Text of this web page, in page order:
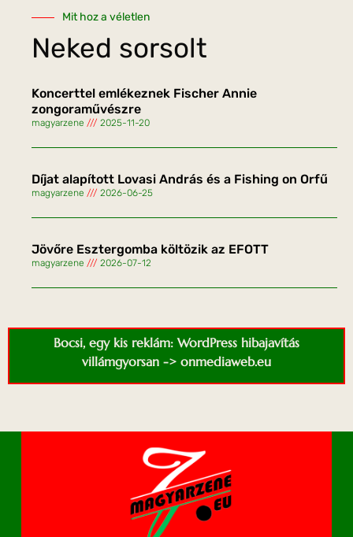
Mit hoz a véletlen
Neked sorsolt
Koncerttel emlékeznek Fischer Annie
zongoraművészre
magyarzene 2025-11-20
Díjat alapított Lovasi András és a Fishing on Orfű
magyarzene 2026-06-25
Jövőre Esztergomba költözik az EFOTT
magyarzene 2026-07-12
Bocsi, egy kis reklám: WordPress hibajavítás
villámgyorsan -> onmediaweb.eu